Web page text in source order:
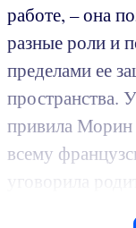
работе, – она
разные роли и
пределами ее
пространства.
привила
всему
уговорила